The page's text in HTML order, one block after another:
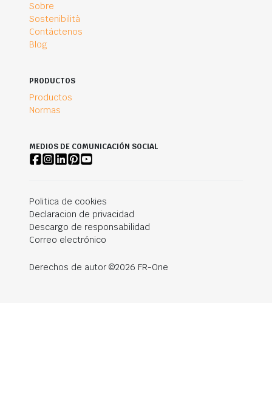
Sobre
Sostenibilità
Contáctenos
Blog
PRODUCTOS
Productos
Normas
MEDIOS DE COMUNICACIÓN SOCIAL
Politica de cookies
Declaracion de privacidad
Descargo de responsabilidad
Correo electrónico
Derechos de autor ©2026 FR-One